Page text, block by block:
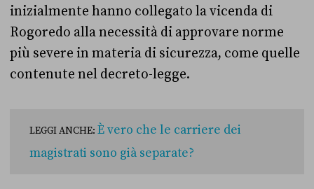
inizialmente hanno collegato la vicenda di
Rogoredo alla necessità di approvare norme
più severe in materia di sicurezza, come quelle
contenute nel decreto-legge.
LEGGI ANCHE: È vero che le carriere dei
magistrati sono già separate?